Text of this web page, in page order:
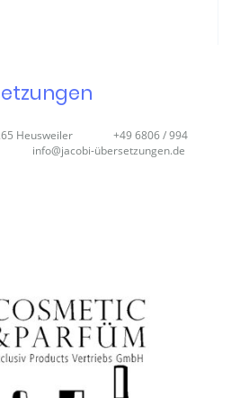
Heusweiler +49 6806 / 994
übersetzungen.de